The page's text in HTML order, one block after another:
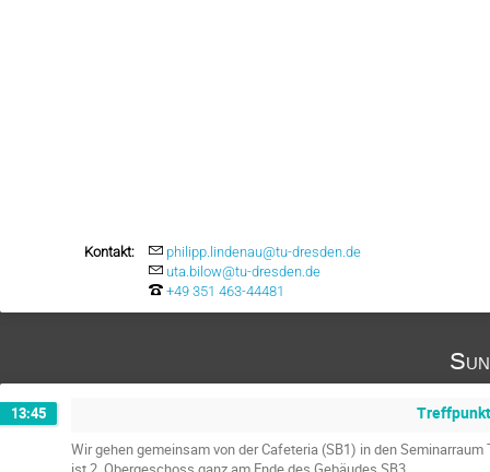
Kontakt:
philipp.lindenau@tu-dresden.de
uta.bilow@tu-dresden.de
+49 351 463-44481
13:45 Treffpunkt
Wir gehen gemeinsam von der Cafeteria (SB1) in den